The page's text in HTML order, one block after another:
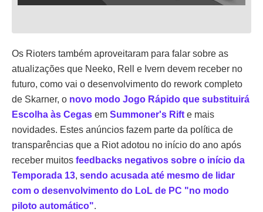
Os Rioters também aproveitaram para falar sobre as
atualizações que Neeko, Rell e Ivern devem receber no
futuro, como vai o desenvolvimento do rework completo
de Skarner, o novo modo Jogo Rápido que substituirá
Escolha às Cegas em Summoner's Rift e mais
novidades. Estes anúncios fazem parte da política de
transparências que a Riot adotou no início do ano após
receber muitos feedbacks negativos sobre o início da
Temporada 13, sendo acusada até mesmo de lidar
com o desenvolvimento do LoL de PC "no modo
piloto automático".